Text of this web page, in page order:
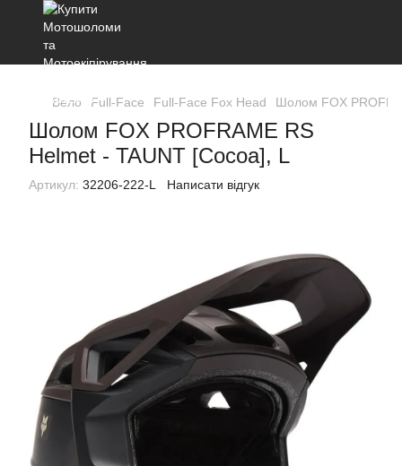
Вело Full-Face Full-Face Fox Head Шолом FOX
Шолом FOX PROFRAME RS
Helmet - TAUNT [Cocoa], L
Артикул: 32206-222-L Написати відгук